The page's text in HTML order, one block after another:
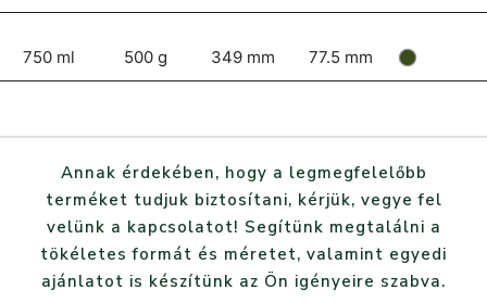
750 ml 500 g 349 mm 77.5 mm
Annak érdekében, hogy a legmegfelelőbb
terméket tudjuk biztosítani, kérjük, vegye fel
velünk a kapcsolatot! Segítünk megtalálni a
tökéletes formát és méretet, valamint egyedi
ajánlatot is készítünk az Ön igényeire szabva.